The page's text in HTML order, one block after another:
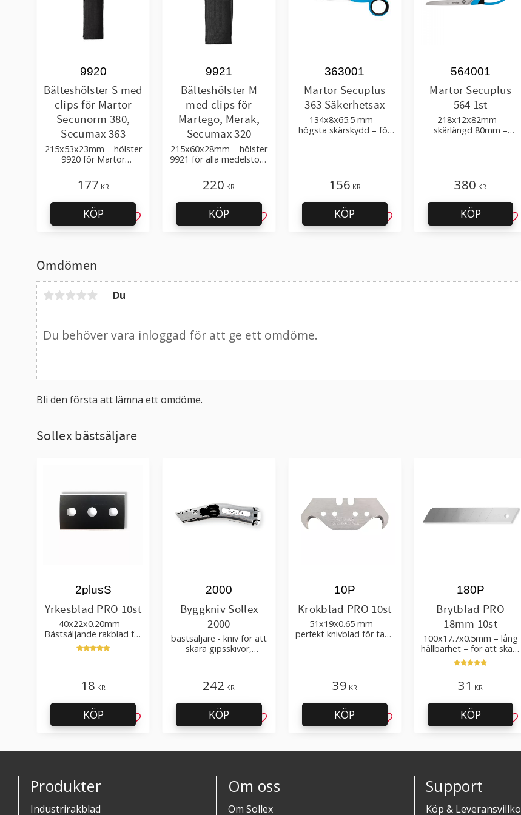
Omdömen
Du
Bli den första att lämna ett omdöme.
Bälteshölster S med
clips för Martor
Secunorm 380,
Secumax 363
215x53x23mm – hölster
9920 för Martor
9920
177 KR
Lägg till i favoriter
KÖP
Bälteshölster M
med clips för
Martego, Merak,
Secumax 320
215x60x28mm – hölster
9921 för alla medelstora
9921
220 KR
Lägg till i favoriter
KÖP
Martor Secuplus
363 Säkerhetsax
134x8x65.5 mm –
högsta skärskydd – för
363001
156 KR
Lägg till i favoriter
KÖP
Martor Secuplus
564 1st
218x12x82mm –
skärlängd 80mm –
564001
380 KR
KÖP
Sollex bästsäljare
Yrkesblad PRO 10st
40x22x0.20mm –
Bästsäljande rakblad för
att skära tapet, tyg, filt,
hobby bruk
2plusS
18 KR
Lägg till i favoriter
KÖP
Byggkniv Sollex
2000
bästsäljare - kniv för att
skära gipsskivor,
2000
242 KR
Lägg till i favoriter
KÖP
Krokblad PRO 10st
51x19x0.65 mm –
perfekt knivblad för tak-,
10P
39 KR
Lägg till i favoriter
KÖP
Brytblad PRO
18mm 10st
100x17.7x0.5mm – lång
hållbarhet – för att skära
kartong, tapet och
golvmaterial
180P
31 KR
KÖP
Produkter
Industrirakblad
Om oss
Om Sollex
Support
Köp &